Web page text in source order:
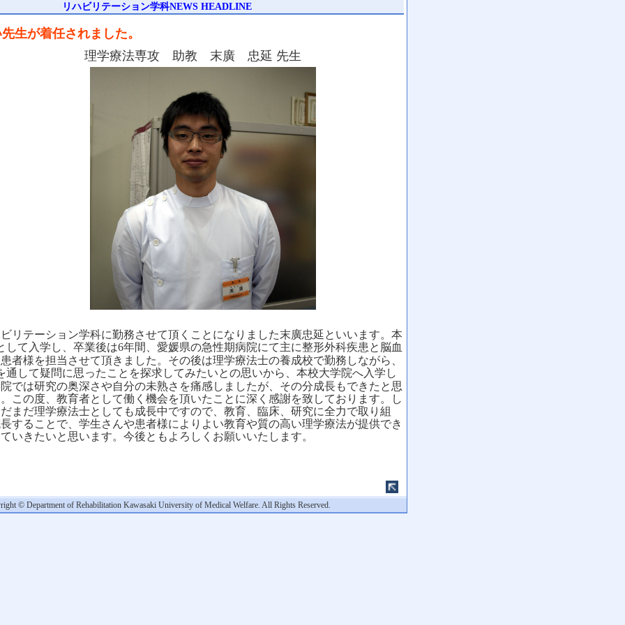
リハビリテーション学科NEWS HEADLINE
生が着任されました。
理学療法専攻 助教 末廣 忠延 先生
リテーション学科に勤務させて頂くことになりました末廣忠延といいます。 本
して入学し、卒業後は6年間、愛媛県の急性期病院にて主に整形外科疾患と脳血
患者様を担当させて頂きました。その後は理学療法士の養成校で勤務しながら、
通して疑問に思ったことを探求してみたいとの思いから、本校大学院へ入学し
では研究の奥深さや自分の未熟さを痛感しましたが、その分成長もできたと思
この度、教育者として働く機会を頂いたことに深く感謝を致しております。
し
まだ理学療法士としても成長中ですので、教育、臨床、研究に全力で取り組
することで、学生さんや患者様によりよい教育や質の高い理学療法が提供でき
いきたいと思います。今後ともよろしくお願いいたします。
© Department of Rehabilitation Kawasaki University of Medical Welfare. All Rights Reserved.